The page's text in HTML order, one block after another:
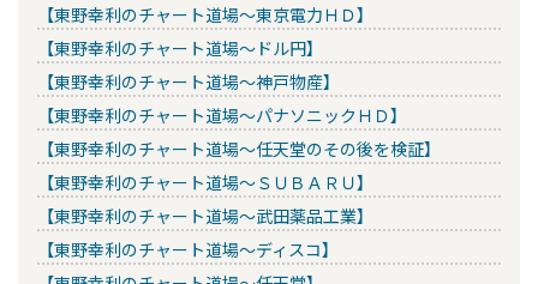
【東野幸利のチャート道場～東京電力ＨＤ】
【東野幸利のチャート道場～ドル円】
【東野幸利のチャート道場～神戸物産】
【東野幸利のチャート道場～パナソニックＨＤ】
【東野幸利のチャート道場～任天堂のその後を検証】
【東野幸利のチャート道場～ＳＵＢＡＲＵ】
【東野幸利のチャート道場～武田薬品工業】
【東野幸利のチャート道場～ディスコ】